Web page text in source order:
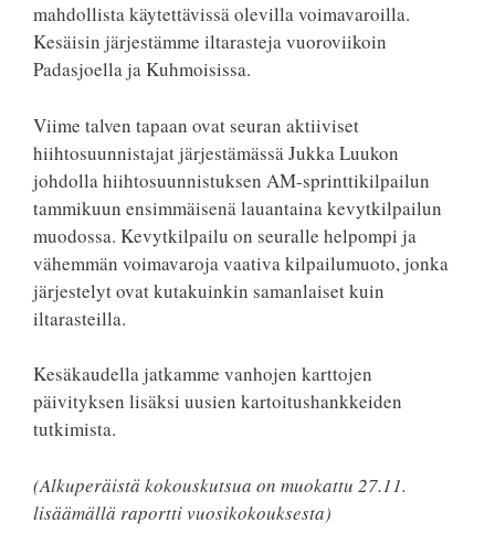
mahdollista käytettävissä olevilla voimavaroilla.
Kesäisin järjestämme iltarasteja vuoroviikoin
Padasjoella ja Kuhmoisissa.
Viime talven tapaan ovat seuran aktiiviset
hiihtosuunnistajat järjestämässä Jukka Luukon
johdolla hiihtosuunnistuksen AM-sprinttikilpailun
tammikuun ensimmäisenä lauantaina kevytkilpailun
muodossa. Kevytkilpailu on seuralle helpompi ja
vähemmän voimavaroja vaativa kilpailumuoto, jonka
järjestelyt ovat kutakuinkin samanlaiset kuin
iltarasteilla.
Kesäkaudella jatkamme vanhojen karttojen
päivityksen lisäksi uusien kartoitushankkeiden
tutkimista.
(Alkuperäistä kokouskutsua on muokattu 27.11.
lisäämällä raportti vuosikokouksesta)